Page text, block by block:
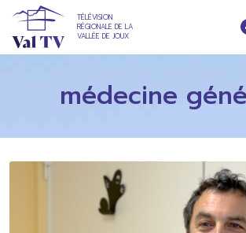
TÉLÉVISION
RÉGIONALE DE LA
VALLÉE DE JOUX
médecine